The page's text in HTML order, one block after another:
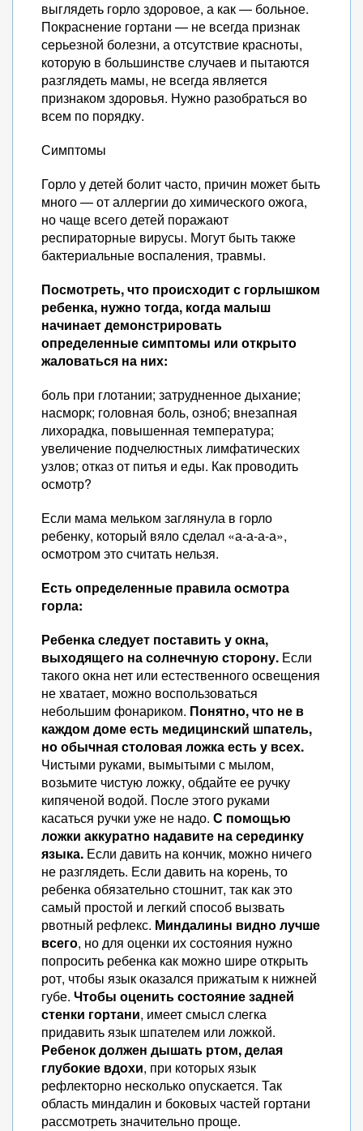
выглядеть горло здоровое, а как — больное.
Покраснение гортани — не всегда признак
серьезной болезни, а отсутствие красноты,
которую в большинстве случаев и пытаются
разглядеть мамы, не всегда является
признаком здоровья. Нужно разобраться во
всем по порядку.
Симптомы
Горло у детей болит часто, причин может быть
много — от аллергии до химического ожога,
но чаще всего детей поражают
респираторные вирусы. Могут быть также
бактериальные воспаления, травмы.
Посмотреть, что происходит с горлышком
ребенка, нужно тогда, когда малыш
начинает демонстрировать
определенные симптомы или открыто
жаловаться на них:
боль при глотании; затрудненное дыхание;
насморк; головная боль, озноб; внезапная
лихорадка, повышенная температура;
увеличение подчелюстных лимфатических
узлов; отказ от питья и еды. Как проводить
осмотр?
Если мама мельком заглянула в горло
ребенку, который вяло сделал «а-а-а-а»,
осмотром это считать нельзя.
Есть определенные правила осмотра
горла:
Ребенка следует поставить у окна,
выходящего на солнечную сторону. Если
такого окна нет или естественного освещения
не хватает, можно воспользоваться
небольшим фонариком. Понятно, что не в
каждом доме есть медицинский шпатель,
но обычная столовая ложка есть у всех.
Чистыми руками, вымытыми с мылом,
возьмите чистую ложку, обдайте ее ручку
кипяченой водой. После этого руками
касаться ручки уже не надо. С помощью
ложки аккуратно надавите на серединку
языка. Если давить на кончик, можно ничего
не разглядеть. Если давить на корень, то
ребенка обязательно стошнит, так как это
самый простой и легкий способ вызвать
рвотный рефлекс. Миндалины видно лучше
всего, но для оценки их состояния нужно
попросить ребенка как можно шире открыть
рот, чтобы язык оказался прижатым к нижней
губе. Чтобы оценить состояние задней
стенки гортани, имеет смысл слегка
придавить язык шпателем или ложкой.
Ребенок должен дышать ртом, делая
глубокие вдохи, при которых язык
рефлекторно несколько опускается. Так
область миндалин и боковых частей гортани
рассмотреть значительно проще.